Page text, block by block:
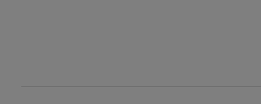
de Allianz
Youtube de Allianz
sur la page Instagram de Allianz